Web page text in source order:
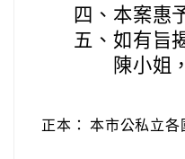
四、 本案惠
五、 如有旨
陳小姐
正本： 本市公私立各